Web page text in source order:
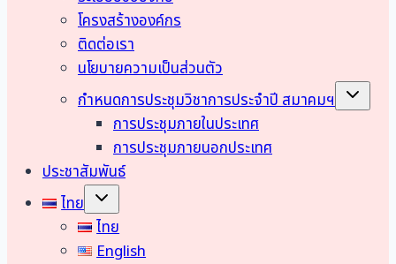
โครงสร้างองค์กร
ติดต่อเรา
นโยบายความเป็นส่วนตัว
กำหนดการประชุมวิชาการประจำปี สมาคมฯ
Toggle
การประชุมภายในประเทศ
การประชุมภายนอกประเทศ
ประชาสัมพันธ์
ไทย
Toggle
menu
ไทย
English